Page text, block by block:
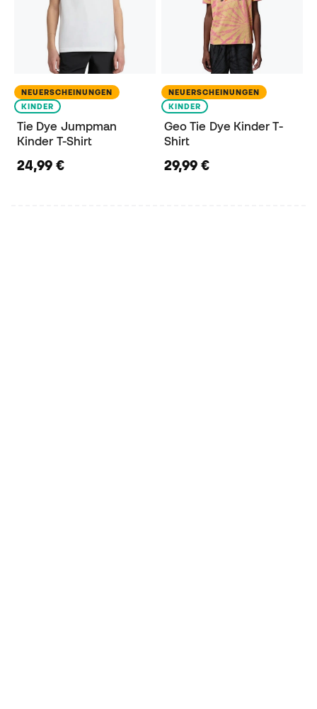
NEUERSCHEINUNGEN
KINDER
Tie Dye Jumpman
Kinder T-Shirt
24,99 €
NEUERSCHEINUNGEN
KINDER
Geo Tie Dye Kinder T-
Shirt
29,99 €